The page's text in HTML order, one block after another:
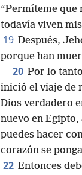
“Permíteme que
todavía viven
19 Después,
porque han
20 Por lo
inició el viaje de
Dios verdadero
nuevo en
puedes hacer
corazón se
22 Entonces